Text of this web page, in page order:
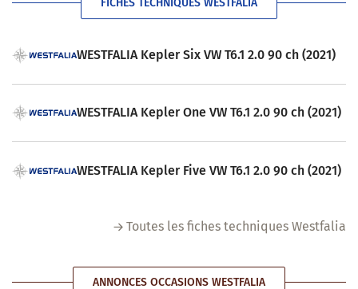
WESTFALIA Kepler Six VW T6.1 2.0 90 ch (2021)
WESTFALIA Kepler One VW T6.1 2.0 90 ch (2021)
WESTFALIA Kepler Five VW T6.1 2.0 90 ch (2021)
Toutes les fiches techniques Westfalia
ANNONCES OCCASIONS WESTFALIA